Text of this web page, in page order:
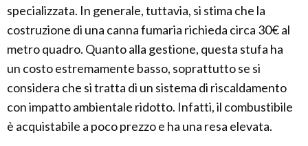
specializzata. In generale, tuttavia, si stima che la
costruzione di una canna fumaria richieda circa 30€ al
metro quadro. Quanto alla gestione, questa stufa ha
un costo estremamente basso, soprattutto se si
considera che si tratta di un sistema di riscaldamento
con impatto ambientale ridotto. Infatti, il combustibile
è acquistabile a poco prezzo e ha una resa elevata.